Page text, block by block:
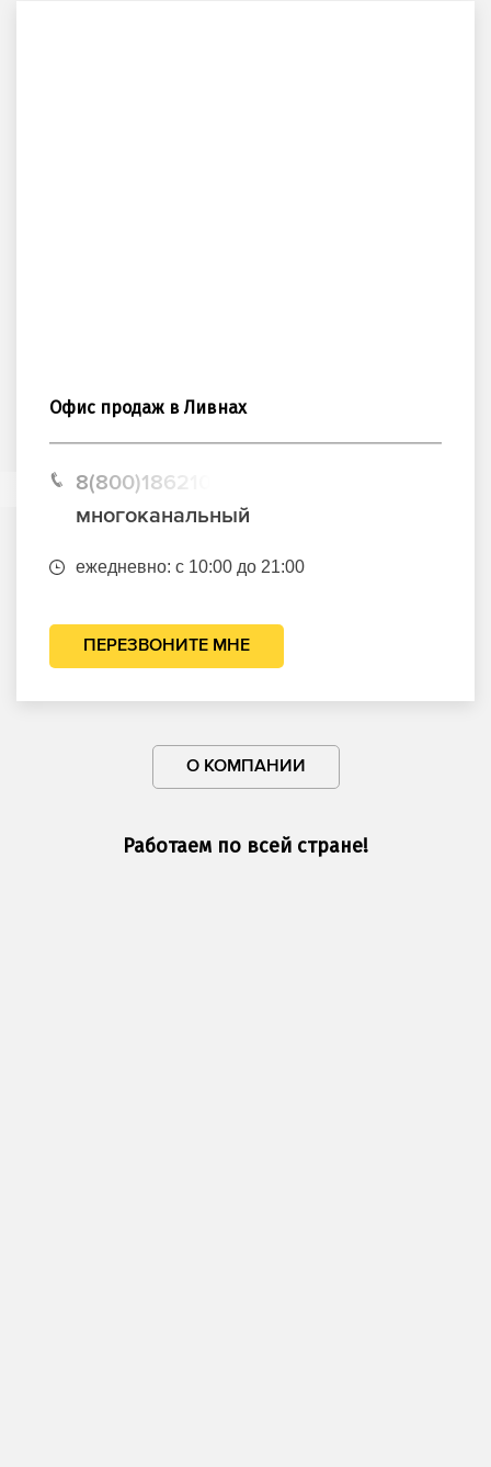
Офис продаж в Ливнах
8(800)1862102
многоканальный
ежедневно: с 10:00 до 21:00
ПЕРЕЗВОНИТЕ МНЕ
О КОМПАНИИ
Работаем по всей стране!